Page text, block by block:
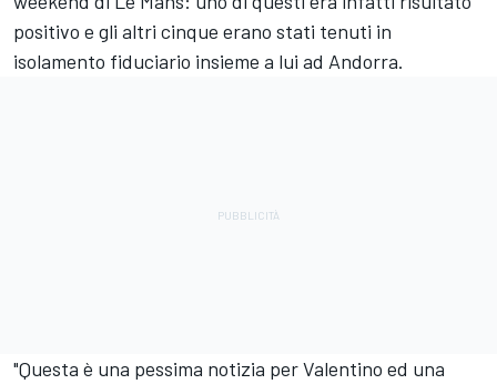
positivo e gli altri cinque erano stati tenuti in
isolamento fiduciario insieme a lui ad Andorra.
"Questa è una pessima notizia per Valentino ed una